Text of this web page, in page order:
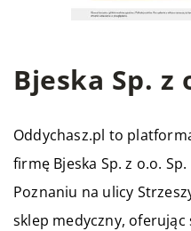
Bjeska Sp. z
Oddychasz.pl to
firmę Bjeska Sp. z o.o.
Poznaniu na ulicy
sklep medyczny,